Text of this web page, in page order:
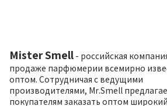
Mister Smell - российская
продаже парфюмерии всемирно
оптом. Сотрудничая с ведущими
производителями, Mr.Smell
покупателям заказать оптом